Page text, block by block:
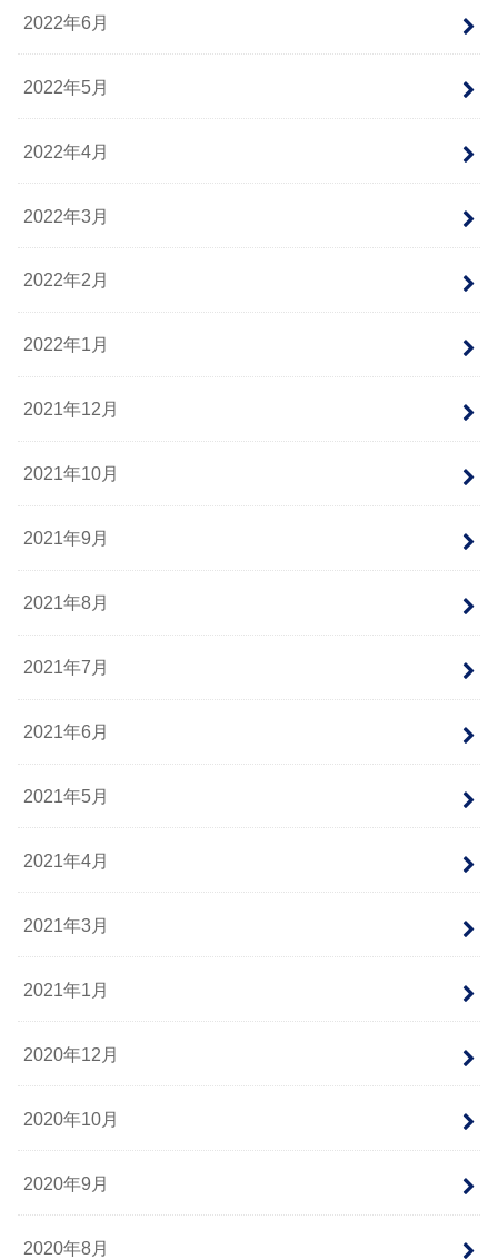
2022年6月
2022年5月
2022年4月
2022年3月
2022年2月
2022年1月
2021年12月
2021年10月
2021年9月
2021年8月
2021年7月
2021年6月
2021年5月
2021年4月
2021年3月
2021年1月
2020年12月
2020年10月
2020年9月
2020年8月